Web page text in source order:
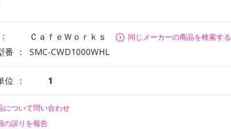
ＣａｆｅＷｏｒｋｓ 同じメーカーの商品を検索する
番 SMC-CWD1000WHL
位 1
について問い合わせ
の誤りを報告